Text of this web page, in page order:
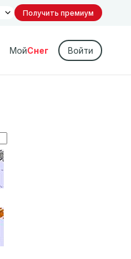
Получить премиум
МойСнег Войти